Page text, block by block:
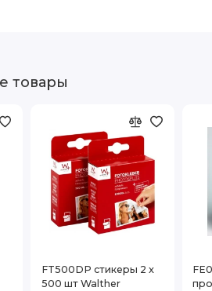
товары
FT500DP стикеры 2 x
500 шт Walther